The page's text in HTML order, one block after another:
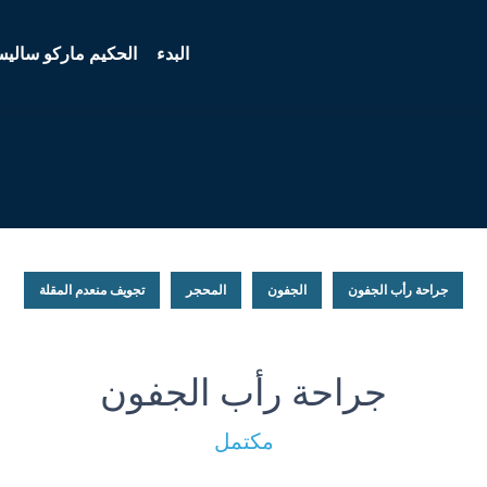
البدء الحكيم ماركو
جراحة رأب الجفون الجفون المحجر تجويف منعدم المقلة
جراحة رأب الجفون
مكتمل